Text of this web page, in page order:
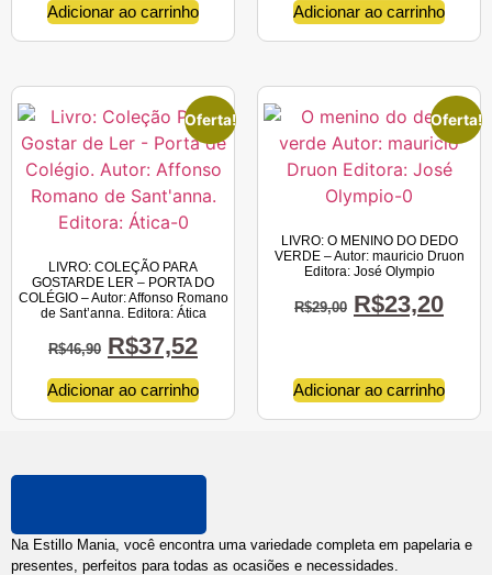
Adicionar ao carrinho Adicionar ao carrinho
Oferta!
LIVRO: COLEÇÃO PARA
GOSTARDE LER – PORTA DO
COLÉGIO – Autor: Affonso Romano
de Sant’anna. Editora: Ática
R$46,90 R$37,52
Adicionar ao carrinho
Oferta!
LIVRO: O MENINO DO DEDO
VERDE – Autor: mauricio Druon
Editora: José Olympio
R$29,00 R$23,20
Adicionar ao carrinho
Na Estillo Mania, você encontra uma variedade completa em papelaria e
presentes, perfeitos para todas as ocasiões e necessidades.